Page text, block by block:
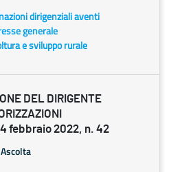
dirigenziali aventi
generale
e sviluppo rurale
DEL DIRIGENTE
febbraio 2022, n. 42
Ascolta